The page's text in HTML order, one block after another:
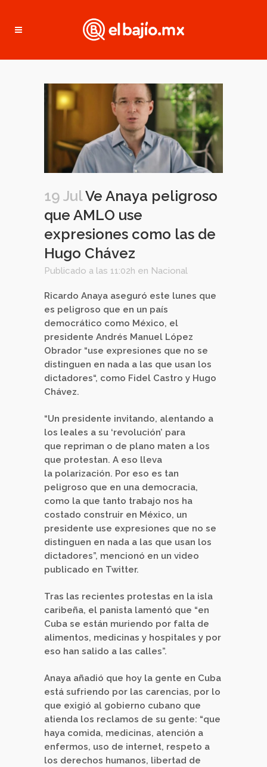
19 JulVe Anaya peligroso
que AMLO use
expresiones como las de
Hugo Chávez
Publicado a las 11:02h en Nacional
Ricardo Anaya aseguró este lunes que
es peligroso que en un país
democrático como México, el
presidente Andrés Manuel López
Obrador “use expresiones que no se
distinguen en nada a las que usan los
dictadores“, como Fidel Castro y Hugo
Chávez.
“Un presidente invitando, alentando a
los leales a su ‘revolución’ para
que repriman o de plano maten a los
que protestan. A eso lleva
la polarización. Por eso es tan
peligroso que en una democracia,
como la que tanto trabajo nos ha
costado construir en México, un
presidente use expresiones que no se
distinguen en nada a las que usan los
dictadores”, mencionó en un video
publicado en Twitter.
Tras las recientes protestas en la isla
caribeña, el panista lamentó que “en
Cuba se están muriendo por falta de
alimentos, medicinas y hospitales y por
eso han salido a las calles”.
Anaya añadió que hoy la gente en Cuba
está sufriendo por las carencias, por lo
que exigió al gobierno cubano que
atienda los reclamos de su gente: “que
haya comida, medicinas, atención a
enfermos, uso de internet, respeto a
los derechos humanos, libertad de